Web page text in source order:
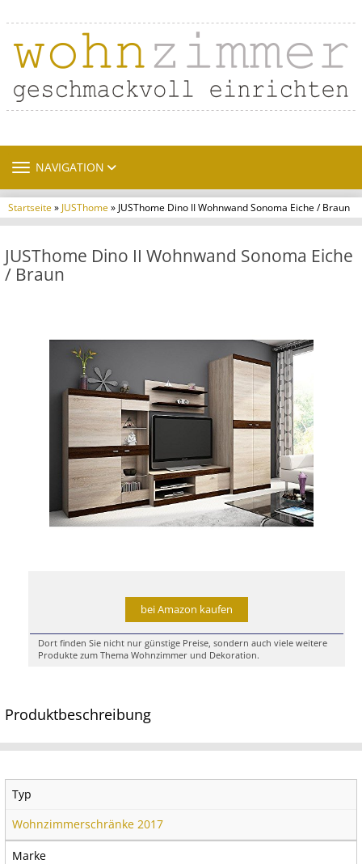
TOGGLE NAVIGATION
NAVIGATION
Startseite» JUSThome» JUSThome Dino II Wohnwand Sonoma Eiche / Braun
JUSThome Dino II Wohnwand Sonoma Eiche
/ Braun
bei Amazon kaufen
Dort finden Sie nicht nur günstige Preise, sondern auch viele weitere
Produkte zum Thema Wohnzimmer und Dekoration.
Produktbeschreibung
Typ
Wohnzimmerschränke 2017
Marke